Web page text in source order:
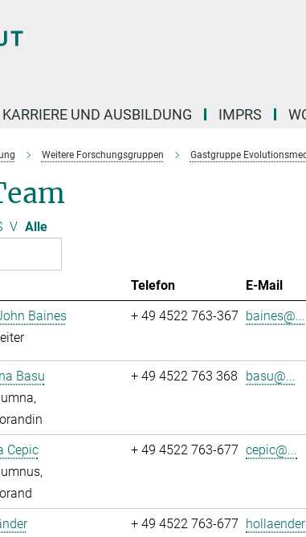
KARRIERE UND AUSBILDUNG IMPRS
Weitere Forschungsgruppen Gastgruppe
V Alle
Telefon E-Mail
Baines
+ 49 4522 763-367 baines@...
Basu
+ 49 4522 763 368 basu@...
Cepic
+ 49 4522 763-677 cepic@...
+ 49 4522 763-677